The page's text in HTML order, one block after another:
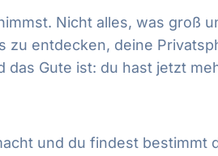
Nicht alles, was groß
zu entdecken, deine
Gute ist: du hast jetzt
und du findest bestimmt